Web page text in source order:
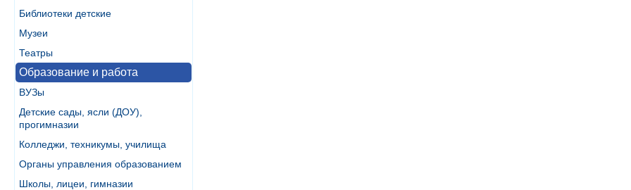
Библиотеки детские
Музеи
Театры
Образование и работа
ВУЗы
Детские сады, ясли (ДОУ),
прогимназии
Колледжи, техникумы, училища
Органы управления образованием
Школы, лицеи, гимназии